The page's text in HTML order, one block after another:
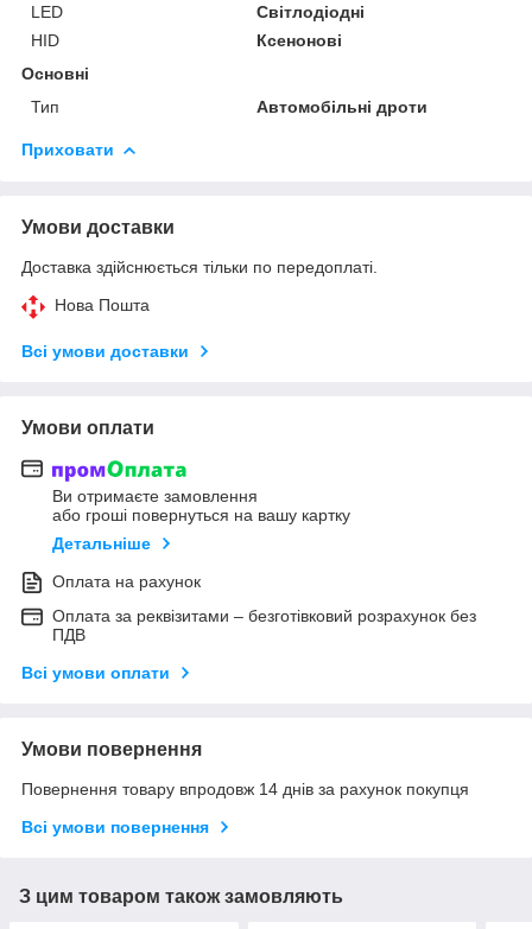
LED
Світлодіодні
HID
Ксенонові
Основні
Тип
Автомобільні дроти
Приховати
Умови доставки
Доставка здійснюється тільки по передоплаті.
Нова Пошта
Всі умови доставки
Умови оплати
Ви отримаєте замовлення
або гроші повернуться на вашу картку
Детальніше
Оплата на рахунок
Оплата за реквізитами – безготівковий розрахунок без
ПДВ
Всі умови оплати
Умови повернення
Повернення товару впродовж 14 днів за рахунок покупця
Всі умови повернення
З цим товаром також замовляють